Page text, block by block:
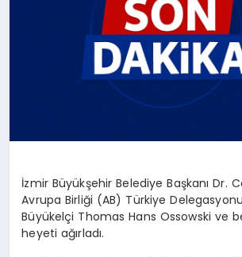
İzmir Büyükşehir Belediye Başkanı Dr.
Avrupa Birliği (AB) Türkiye Delegasyonu
Büyükelçi Thomas Hans Ossowski ve
heyeti ağırladı.